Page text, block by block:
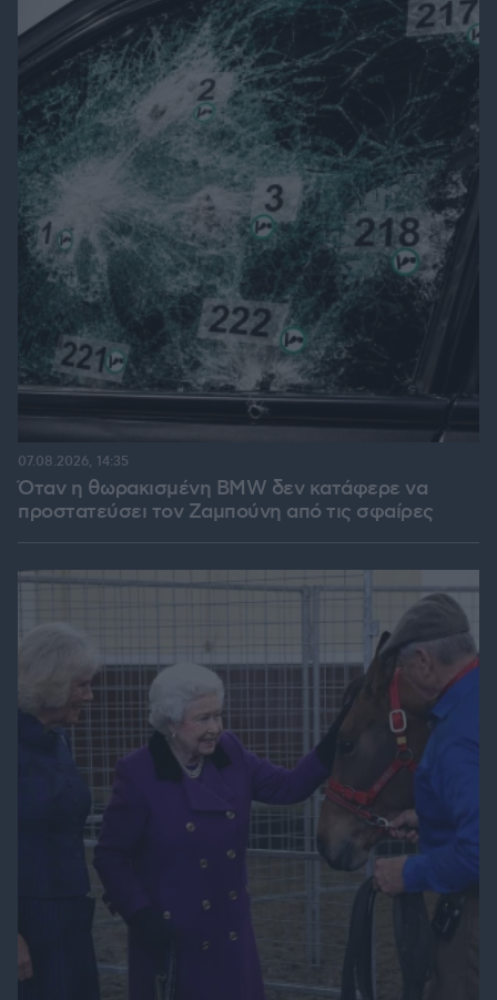
Όταν η θωρακισμένη BMW δεν κατάφερε να
προστατεύσει τον Ζαμπούνη από τις σφαίρες
07.08.2026, 14:35